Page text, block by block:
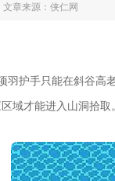
文章来源： 侠仁网
羽护手只能在斜谷高
域才能进入山洞拾取。